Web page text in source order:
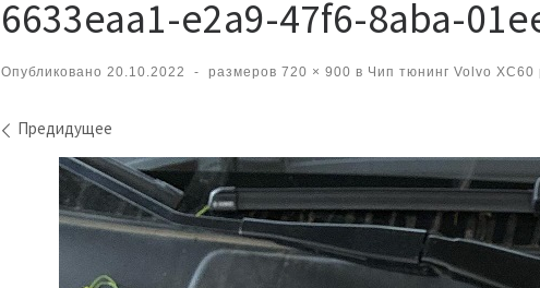
6633eaa1-e2a9-47f6-8aba-
Опубликовано 20.10.2022 - размеров 720 × 900 в Чип тюнинг Volvo XC60
Навигация по изображениям
Предидущее